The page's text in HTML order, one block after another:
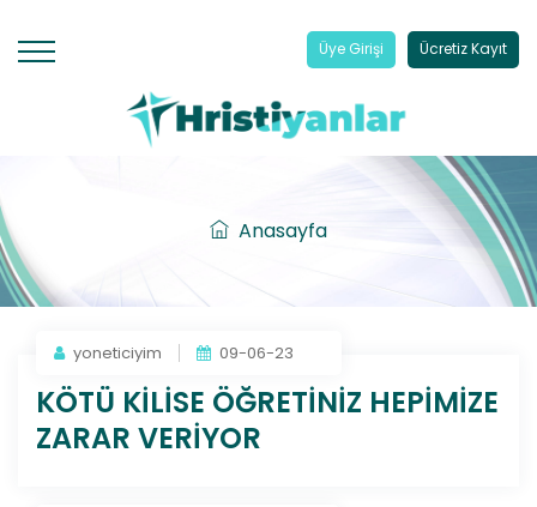
Üye Girişi Ücretiz Kayıt
Anasayfa
yoneticiyim 09-06-23
KÖTÜ KİLİSE ÖĞRETİNİZ HEPİMİZE
ZARAR VERİYOR